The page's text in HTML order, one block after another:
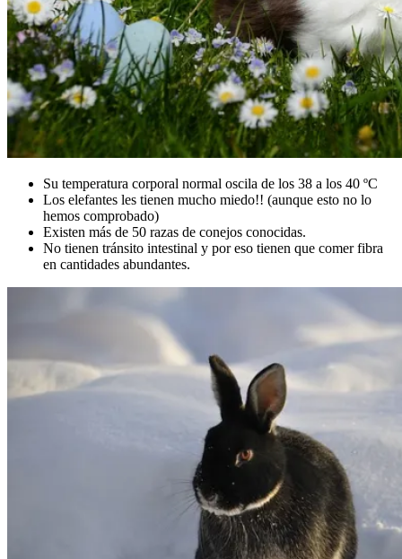
Su temperatura corporal normal oscila de los 38 a los 40 ºC
Los elefantes les tienen mucho miedo!! (aunque esto no lo
hemos comprobado)
Existen más de 50 razas de conejos conocidas.
No tienen tránsito intestinal y por eso tienen que comer fibra
en cantidades abundantes.